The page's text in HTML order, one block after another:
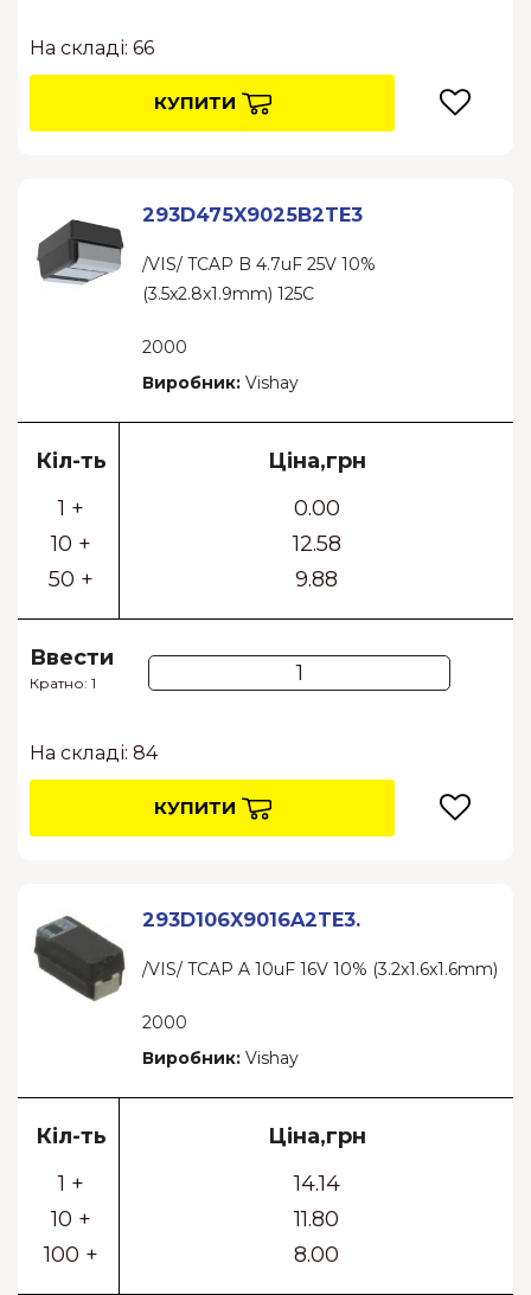
На складі: 66
КУПИТИ
293D475X9025B2TE3
/VIS/ TCAP B 4.7uF 25V 10%
(3.5x2.8x1.9mm) 125C
2000
Виробник: Vishay
Кіл-ть
1 +
10 +
50 +
Ціна,грн
0.00
12.58
9.88
Ввести
Кратно: 1
На складі: 84
КУПИТИ
293D106X9016A2TE3.
/VIS/ TCAP A 10uF 16V 10% (3.2x1.6x1.6mm)
2000
Виробник: Vishay
Кіл-ть
1 +
10 +
100 +
Ціна,грн
14.14
11.80
8.00